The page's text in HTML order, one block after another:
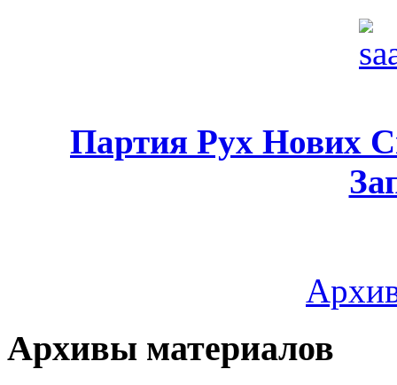
Партия Рух Нових
Архивы материалов